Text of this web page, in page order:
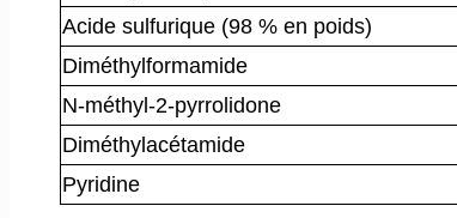
Acide sulfurique (98 % en poids)
Diméthylformamide
N-méthyl-2-pyrrolidone
Diméthylacétamide
Pyridine